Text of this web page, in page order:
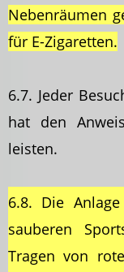
Nebenräumen
für E-Zigaretten.
6.7. Jeder
hat den
leisten.
6.8. Die
sauberen
Tragen von